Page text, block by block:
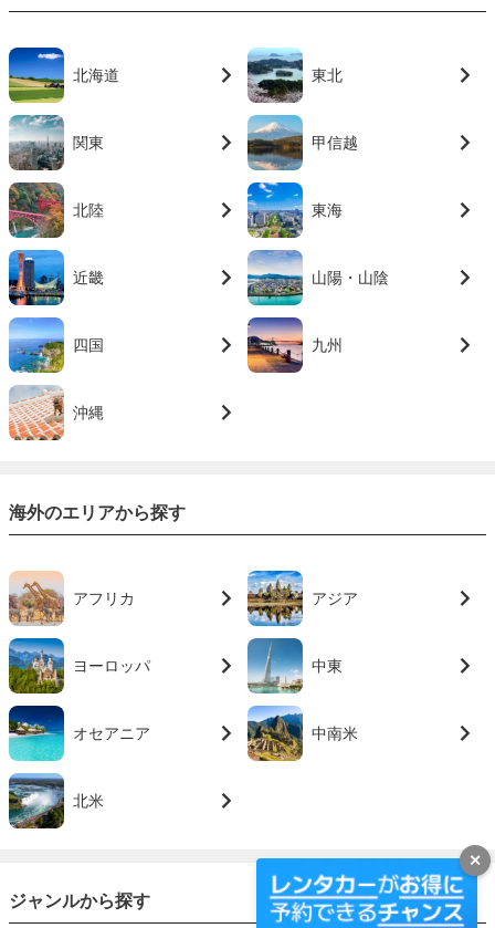
北海道 東北
関東 甲信越
北陸 東海
近畿 山陽・山陰
四国 九州
沖縄
海外のエリアから探す
アフリカ アジア
ヨーロッパ 中東
オセアニア 中南米
北米
ジャンルから探す
✕